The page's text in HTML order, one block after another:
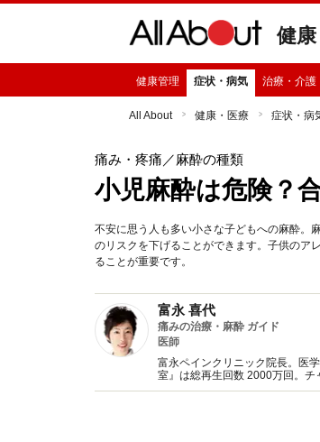
健
健康管理 症状・病気 治療・介護
All About 健康・医療 症状・病
痛み・疼痛 ／麻酔の種類
小児麻酔は危険？
不安に思う人も多い小さな子どもへの麻酔。
のリスクを下げることができます。子供のア
ることが重要です。
富永 喜代
痛みの治療・麻酔 ガイド
医師
富永ペインクリニック院長。医
室』は総再生回数 2000万回。
年の性を語る日本最大級3500名